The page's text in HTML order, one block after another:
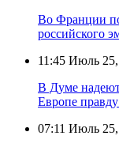
Во Франции
российского
11:45 Июль 25,
В Думе
Европе
07:11 Июль 25,